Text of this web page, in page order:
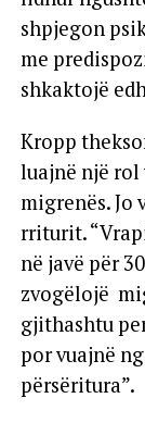
shpjegon
me
shkaktojë
Kropp
luajnë një
migrenës. Jo
rriturit.
në javë për
zvogëlojë
gjithashtu
por vuajnë
përsëritura”.